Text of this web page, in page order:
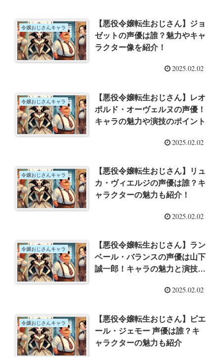
令嬢おじさんキャラ
【悪役令嬢転生おじさん】ジョ
ゼットの声優は誰？魅力やキャ
ラクター像を紹介！
2025.02.02
令嬢おじさんキャラ
【悪役令嬢転生おじさん】レオ
ポルド・オーヴェルヌの声優！
キャラの魅力や演技のポイント
2025.02.02
令嬢おじさんキャラ
【悪役令嬢転生おじさん】リュ
カ・ヴィエルジの声優は誰？キ
ャラクターの魅力も紹介！
2025.02.02
令嬢おじさんキャラ
【悪役令嬢転生おじさん】ラン
ベール・バランスの声優は山下
誠一郎！キャラの魅力と演技の
2025.02.02
令嬢おじさんキャラ
【悪役令嬢転生おじさん】ピエ
ール・ジェモー 声優は誰？キ
ャラクターの魅力も紹介